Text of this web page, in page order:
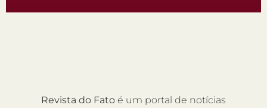
Revista do Fato é um portal de notícias